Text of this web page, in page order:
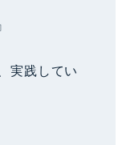
実践してい